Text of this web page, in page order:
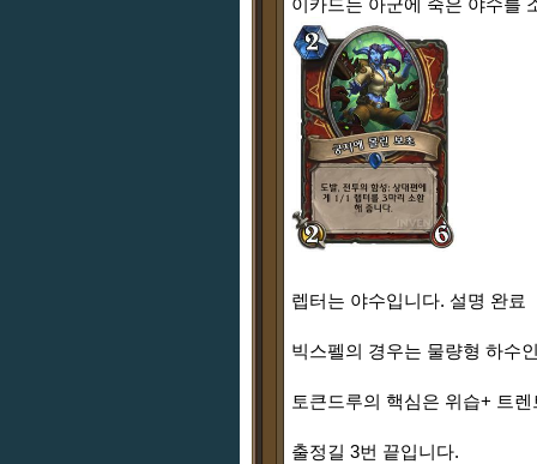
이카드는 아군에 죽은 야수를
렙터는 야수입니다. 설명 완료
빅스펠의 경우는 물량형 하수
토큰드루의 핵심은 위습+ 트
출정길 3번 끝입니다.